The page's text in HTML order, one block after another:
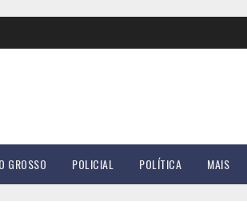
GROSSO POLICIAL POLÍTICA MAIS